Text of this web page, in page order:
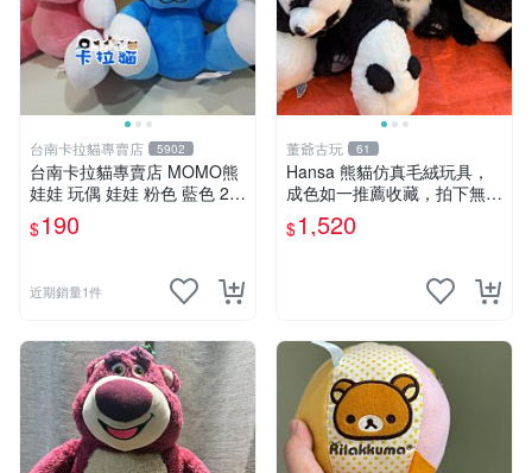
台南卡拉貓專賣店 5902
台南卡拉貓專賣店 MOMO熊
娃娃 玩偶 娃娃 粉色 藍色 2色
分售
$190
近期銷量1件
董爺古玩 61
Hansa 熊貓仿真毛絨玩具，
成色如一推薦收藏，拍下無疑
心 熊貓 毛絨玩具 收藏
$1,520